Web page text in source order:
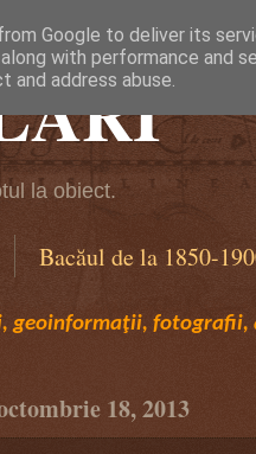
la obiect.
Bacăul de la 1850-
geoinformaţii,
18, 2013
Google to deliver its
with performance and
address abuse.